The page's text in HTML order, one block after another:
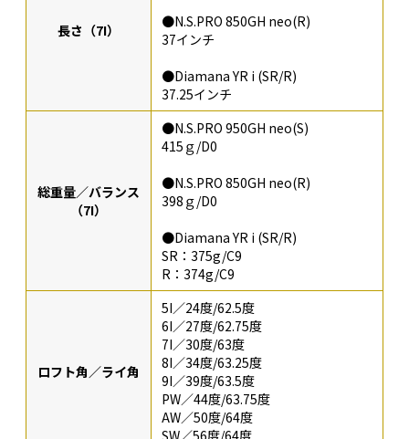
長さ（7I）
●N.S.PRO 850GH neo(R)
37インチ
●Diamana YR i (SR/R)
37.25インチ
総重量／バランス
（7I）
●N.S.PRO 950GH neo(S)
415ｇ/D0
●N.S.PRO 850GH neo(R)
398ｇ/D0
●Diamana YR i (SR/R)
SR：375g/C9
R：374g/C9
ロフト角／ライ角
5I／24度/62.5度
6I／27度/62.75度
7I／30度/63度
8I／34度/63.25度
9I／39度/63.5度
PW／44度/63.75度
AW／50度/64度